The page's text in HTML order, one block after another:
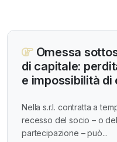
Omessa
di capitale:
e impossibilità
Nella s.r.l. contratta a
recesso del socio – o
partecipazione – può...